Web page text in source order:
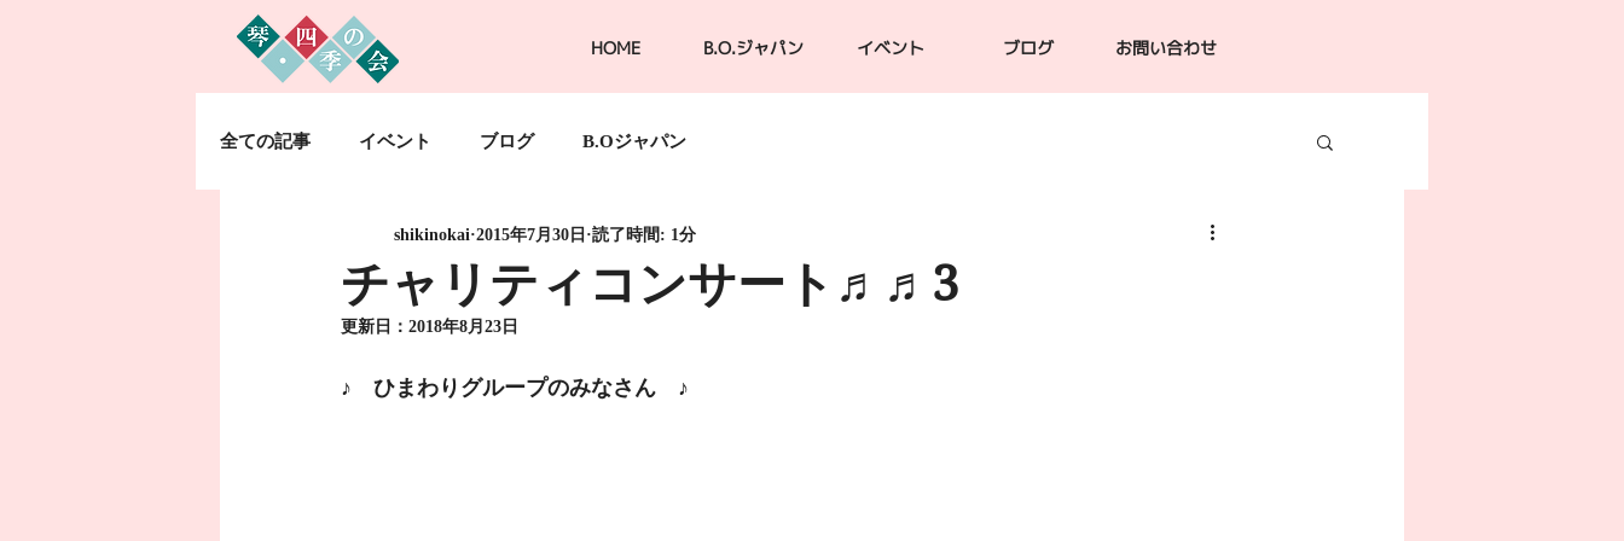
HOME B.O.ジャパン イベント ブログ お問い合わせ
全ての記事 イベント ブログ B.Oジャパン
チャリティコンサート♬♬3
shikinokai 2015年7月30日 読了時間: 1分
更新日： 2018年8月23日
♪　ひまわりグループのみなさん　♪